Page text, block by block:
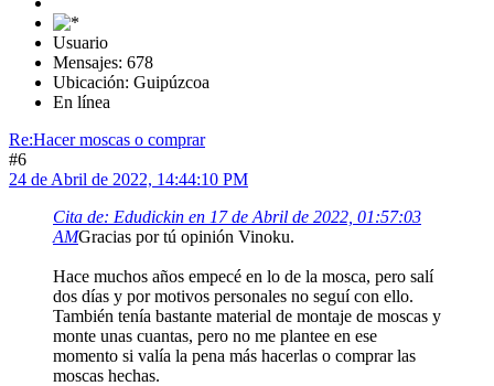
Usuario
Mensajes: 678
Ubicación: Guipúzcoa
En línea
Re:Hacer moscas o comprar
#6
24 de Abril de 2022, 14:44:10 PM
Cita de: Edudickin en 17 de Abril de 2022, 01:57:03
AMGracias por tú opinión Vinoku.
Hace muchos años empecé en lo de la mosca, pero salí
dos días y por motivos personales no seguí con ello.
También tenía bastante material de montaje de moscas y
monte unas cuantas, pero no me plantee en ese
momento si valía la pena más hacerlas o comprar las
moscas hechas.